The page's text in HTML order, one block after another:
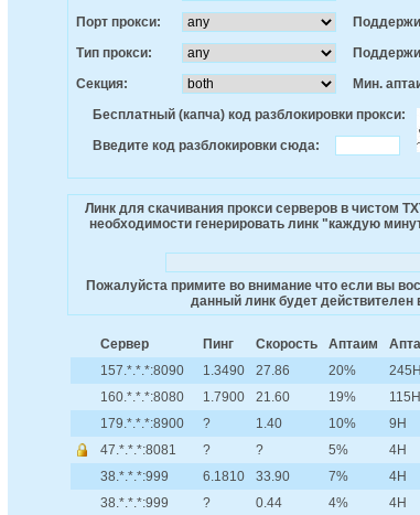
Порт прокси:
Тип прокси:
Секция:
Мин.
Бесплатный (капча) код разблокировки прокси:
Введите код разблокировки сюда:
Линк для скачивания прокси серверов в чистом
необходимости генерировать линк "каждую
Пожалуйста примите во внимание что если вы
данный линк будет действителен
Сервер Пинг Скорость Аптаим
157.*.*.*:8090
1.3490 27.86 20% 245H
160.*.*.*:8080
1.7900 21.60 19% 115H
179.*.*.*:8900
? 1.40 10% 9H
47.*.*.*:8081
? ? 5% 4H
38.*.*.*:999
6.1810 33.90 7% 4H
38.*.*.*:999
? 0.44 4% 4H